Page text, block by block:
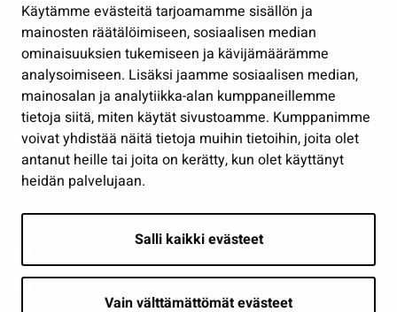
Käytämme evästeitä tarjoamamme sisällön ja
mainosten räätälöimiseen, sosiaalisen median
ominaisuuksien tukemiseen ja kävijämäärämme
analysoimiseen. Lisäksi jaamme sosiaalisen median,
mainosalan ja analytiikka-alan kumppaneillemme
tietoja siitä, miten käytät sivustoamme. Kumppanimme
voivat yhdistää näitä tietoja muihin tietoihin, joita olet
antanut heille tai joita on kerätty, kun olet käyttänyt
heidän palvelujaan.
Salli kaikki evästeet
Vain välttämättömät evästeet
Työ ja yrittäminen
Osallistu ja asioi
Näytä omat evästeasetukseni
Seuraa meitä